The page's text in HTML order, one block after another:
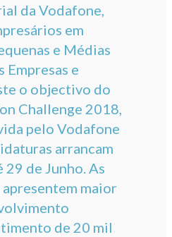
da Vodafone,
em
e Médias
Empresas e
o objectivo do
Challenge 2018,
pelo Vodafone
arrancam
de Junho. As
maior
de 20 mil